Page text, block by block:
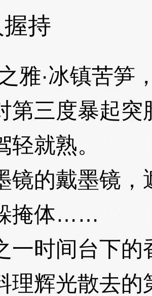
持
·冰镇苦笋
三度暴起突
就熟。
的戴墨镜，
掩体……
时间台下的
理辉光散去